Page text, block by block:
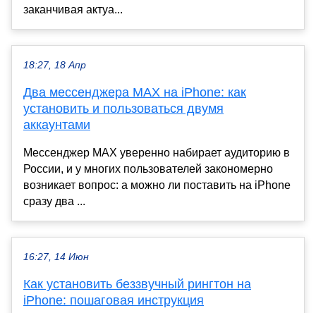
заканчивая актуа...
18:27, 18 Апр
Два мессенджера MAX на iPhone: как
установить и пользоваться двумя
аккаунтами
Мессенджер MAX уверенно набирает аудиторию в
России, и у многих пользователей закономерно
возникает вопрос: а можно ли поставить на iPhone
сразу два ...
16:27, 14 Июн
Как установить беззвучный рингтон на
iPhone: пошаговая инструкция